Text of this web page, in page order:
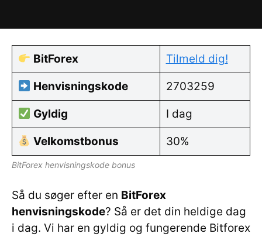
BitForex Tilmeld dig!
Henvisningskode 2703259
Gyldig I dag
Velkomstbonus 30%
BitForex henvisningskode bonus
Så du søger efter en BitForex
henvisningskode? Så er det din heldige dag
i dag. Vi har en gyldig og fungerende Bitforex